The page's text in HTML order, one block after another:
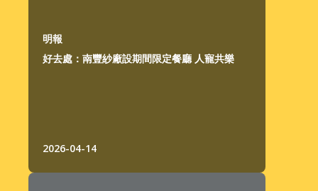
明報
好去處：南豐紗廠設期間限定餐廳 人寵共樂
2026-04-14